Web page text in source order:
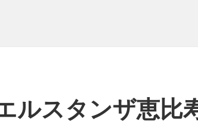
ルスタンザ恵比